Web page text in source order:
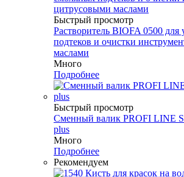
Быстрый просмотр
Растворитель BIOFA 0500 для
подтеков и очистки
маслами
Много
Подробнее
Быстрый просмотр
Сменный валик PROFI LINE
plus
Много
Подробнее
Рекомендуем